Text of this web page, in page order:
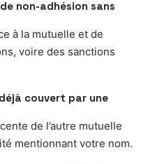
non-adhésion sans
à la mutuelle et de
voire des sanctions
couvert par une
de l’autre mutuelle
mentionnant votre nom.